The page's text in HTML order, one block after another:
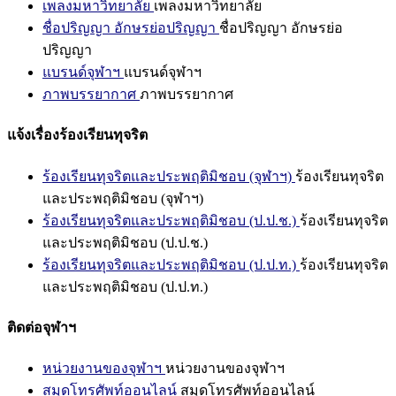
เพลงมหาวิทยาลัย เพลงมหาวิทยาลัย
ชื่อปริญญา อักษรย่อปริญญา ชื่อปริญญา อักษรย่อ
ปริญญา
แบรนด์จุฬาฯ แบรนด์จุฬาฯ
ภาพบรรยากาศ ภาพบรรยากาศ
แจ้งเรื่องร้องเรียนทุจริต
ร้องเรียนทุจริตและประพฤติมิชอบ (จุฬาฯ) ร้องเรียนทุจริต
และประพฤติมิชอบ (จุฬาฯ)
ร้องเรียนทุจริตและประพฤติมิชอบ (ป.ป.ช.) ร้องเรียนทุจริต
และประพฤติมิชอบ (ป.ป.ช.)
ร้องเรียนทุจริตและประพฤติมิชอบ (ป.ป.ท.) ร้องเรียนทุจริต
และประพฤติมิชอบ (ป.ป.ท.)
ติดต่อจุฬาฯ
หน่วยงานของจุฬาฯ หน่วยงานของจุฬาฯ
สมุดโทรศัพท์ออนไลน์ สมุดโทรศัพท์ออนไลน์